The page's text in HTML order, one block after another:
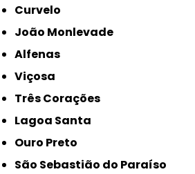
Curvelo
João Monlevade
Alfenas
Viçosa
Três Corações
Lagoa Santa
Ouro Preto
São Sebastião do Paraíso